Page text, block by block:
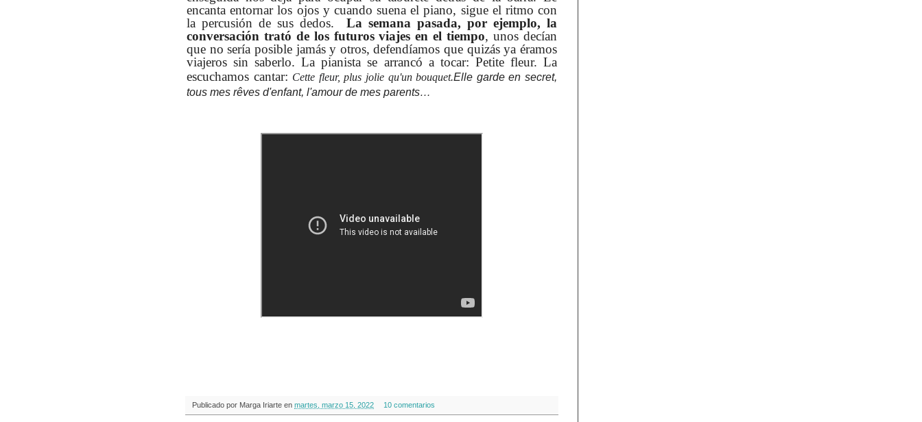
encanta entornar los ojos y cuando suena el piano, sigue el ritmo con
la percusión de sus dedos.
La semana pasada, por ejemplo, la
conversación trató de los futuros viajes en el tiempo, unos decían
que no sería posible jamás y otros, defendíamos que quizás ya éramos
viajeros sin saberlo. La pianista se arrancó a tocar: Petite fleur. La
escuchamos cantar: Cette fleur, plus jolie qu'un bouquet.Elle garde en secret,
tous mes rêves d'enfant, l'amour de mes parents…
Publicado por Marga Iriarte en martes, marzo 15, 2022 10 comentarios